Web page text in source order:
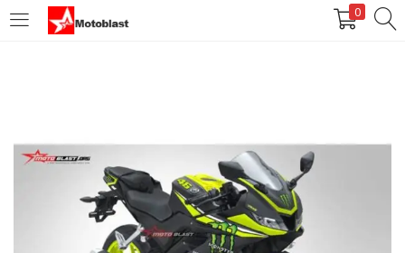
0
LOGIN REGISTER
Remember me